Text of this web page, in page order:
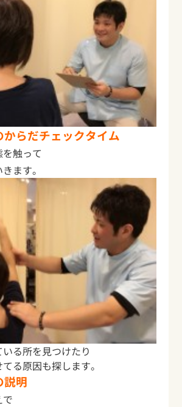
からだチェックタイム
触って
ます。
る所を見つけたり
る原因も探します。
説明